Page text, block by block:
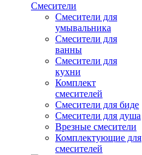
Смесители
Смесители для
умывальника
Смесители для
ванны
Смесители для
кухни
Комплект
смесителей
Смесители для биде
Смесители для душа
Врезные смесители
Комплектующие для
смесителей